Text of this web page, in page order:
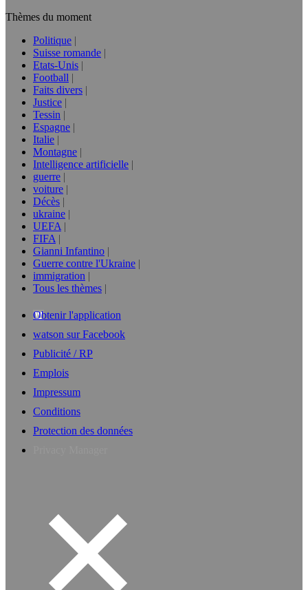
Thèmes du moment
Politique
Suisse romande
Etats-Unis
Football
Faits divers
Justice
Tessin
Espagne
Italie
Montagne
Intelligence artificielle
guerre
voiture
Décès
ukraine
UEFA
FIFA
Gianni Infantino
Guerre contre l'Ukraine
immigration
Tous les thèmes
Obtenir l'application
watson sur Facebook
Publicité / RP
Emplois
Impressum
Conditions
Protection des données